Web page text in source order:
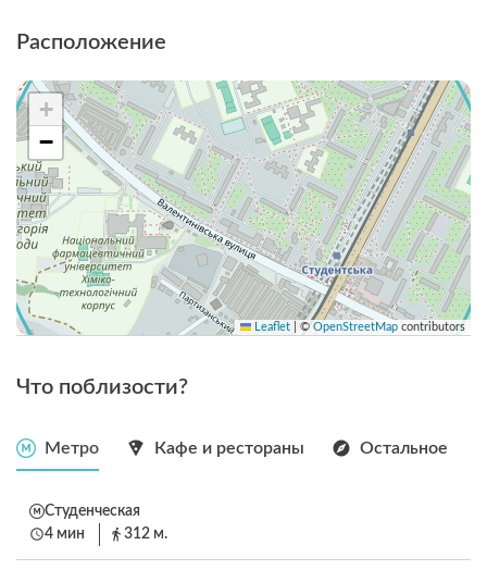
Расположение
+
−
Leaflet © OpenStreetMap contributors
Что поблизости?
Метро Кафе и рестораны Остальное
Студенческая
4 мин
312 м.